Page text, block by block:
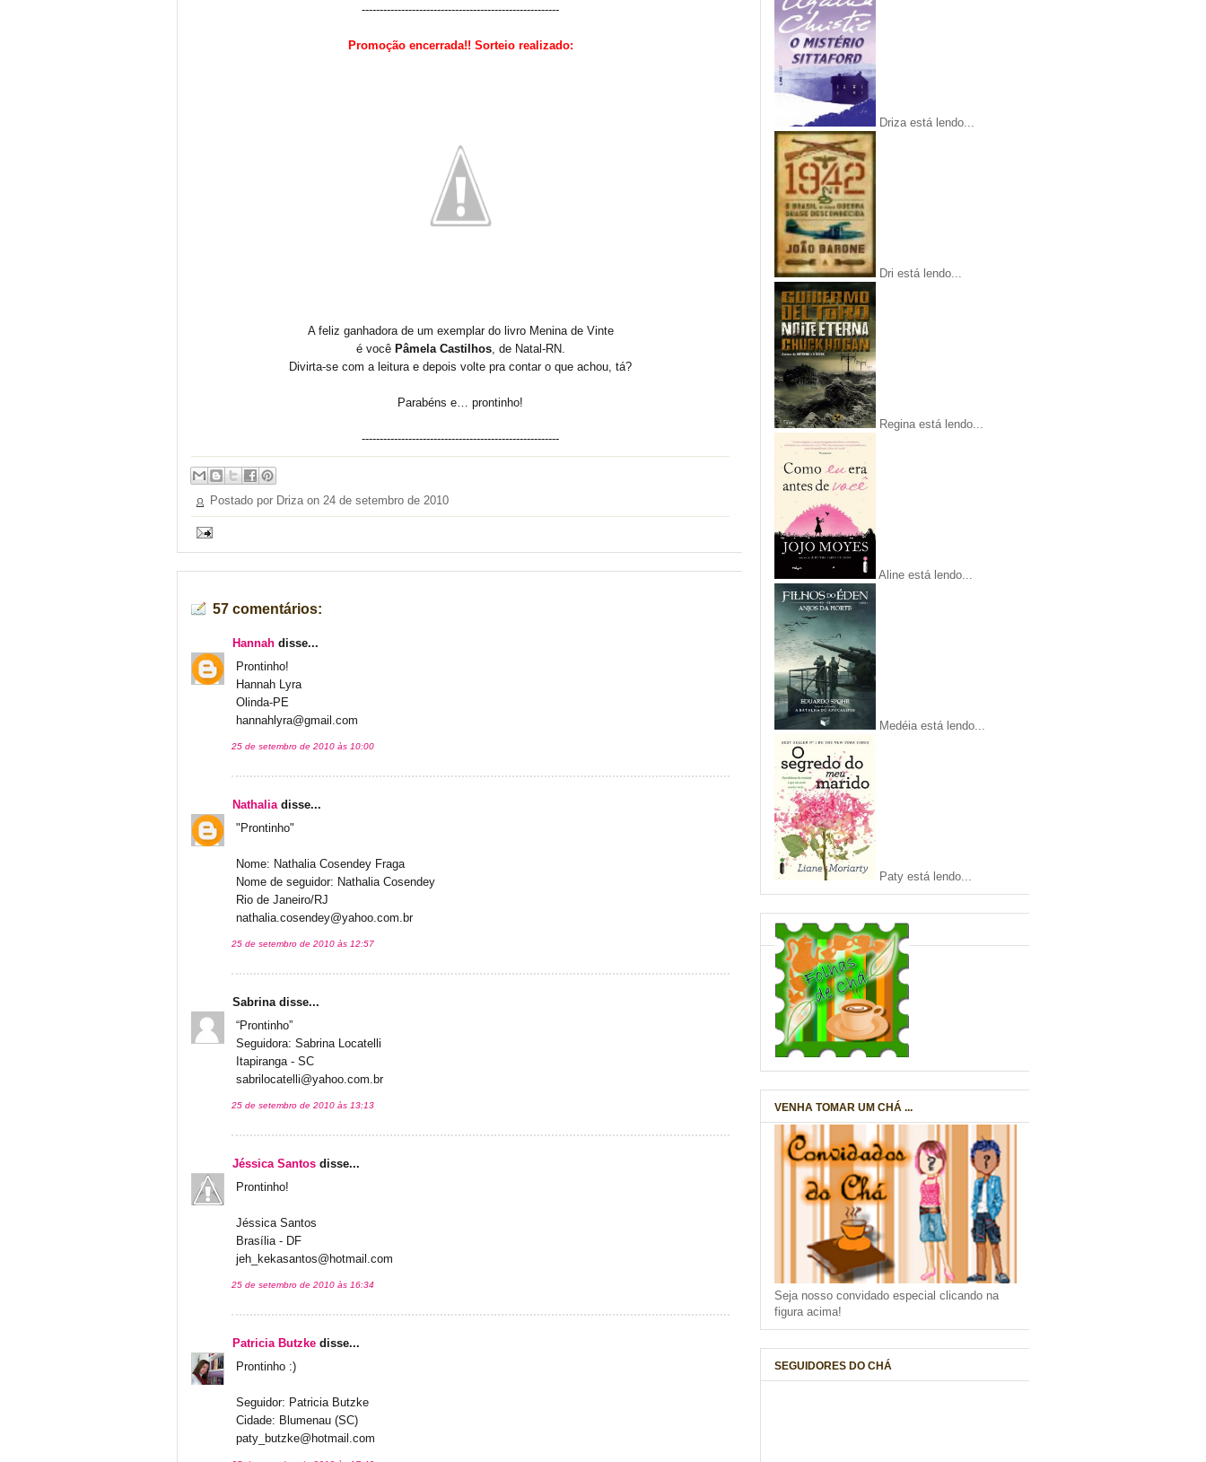
-------------------------------------------------------
Promoção encerrada!! Sorteio realizado:
A feliz ganhadora de um exemplar do livro Menina de Vinte
é você Pâmela Castilhos, de Natal-RN.
Divirta-se com a leitura e depois volte pra contar o que achou, tá?
Parabéns e… prontinho!
-------------------------------------------------------
Postado por Driza on 24 de setembro de 2010
57 comentários:
Hannah disse...
Prontinho!
Hannah Lyra
Olinda-PE
hannahlyra@gmail.com
25 de setembro de 2010 às 10:00
Nathaliadisse...
"Prontinho"
Nome: Nathalia Cosendey Fraga
Nome de seguidor: Nathalia Cosendey
Rio de Janeiro/RJ
nathalia.cosendey@yahoo.com.br
25 de setembro de 2010 às 12:57
Sabrina disse...
“Prontinho”
Seguidora: Sabrina Locatelli
Itapiranga - SC
sabrilocatelli@yahoo.com.br
25 de setembro de 2010 às 13:13
Jéssica Santos disse...
Prontinho!
Jéssica Santos
Brasília - DF
jeh_kekasantos@hotmail.com
25 de setembro de 2010 às 16:34
Patricia Butzke disse...
Prontinho :)
Seguidor: Patricia Butzke
Cidade: Blumenau (SC)
paty_butzke@hotmail.com
Driza está lendo...
Dri está lendo...
Regina está lendo...
Aline está lendo...
Medéia está lendo...
Paty está lendo...
VENHA TOMAR UM CHÁ ...
Seja nosso convidado especial clicando na
figura acima!
SEGUIDORES DO CHÁ